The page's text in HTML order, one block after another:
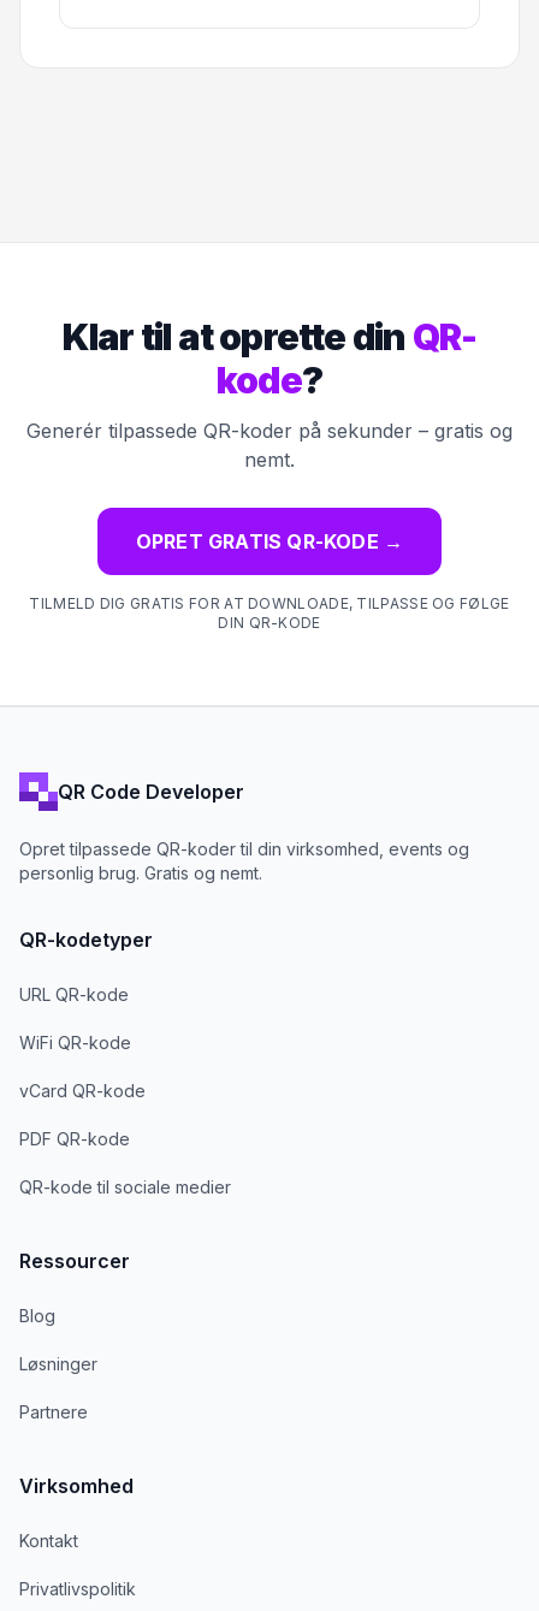
Klar til at oprette din QR-
kode?
Generér tilpassede QR-koder på sekunder – gratis og
nemt.
OPRET GRATIS QR-KODE →
TILMELD DIG GRATIS FOR AT DOWNLOADE, TILPASSE OG FØLGE
DIN QR-KODE
QR Code Developer
Opret tilpassede QR-koder til din virksomhed, events og
personlig brug. Gratis og nemt.
QR-kodetyper
URL QR-kode
WiFi QR-kode
vCard QR-kode
PDF QR-kode
QR-kode til sociale medier
Ressourcer
Blog
Løsninger
Partnere
Virksomhed
Kontakt
Privatlivspolitik